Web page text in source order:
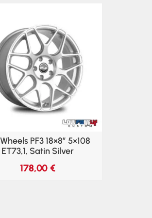
PF3 18×8″ 5×108
ET73,1, Satin Silver
178,00€